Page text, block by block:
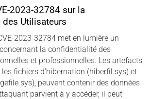
2023-32784 sur la
Utilisateurs
2023-32784 met en lumière un
la confidentialité des
et professionnelles. Les artefacts
fichiers d’hibernation (hiberfil.sys) et
peuvent contenir des données
parvient à y accéder, il peut